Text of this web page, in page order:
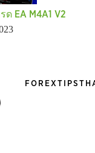
ด EA M4A1 V2